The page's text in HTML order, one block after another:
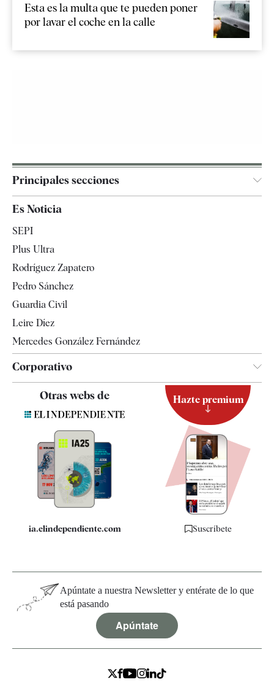
Esta es la multa que te pueden poner
por lavar el coche en la calle
Principales secciones
España
Televisión
Es Noticia
SEPI
Plus Ultra
Rodríguez Zapatero
Pedro Sánchez
Guardia Civil
Leire Díez
Mercedes González Fernández
Corporativo
Contacto
Quiénes somos
Especificaciones
Otras webs de
ia.elindependiente.com
Hazte premium
Suscríbete
Apúntate a nuestra Newsletter y entérate de lo que
está pasando
Apúntate